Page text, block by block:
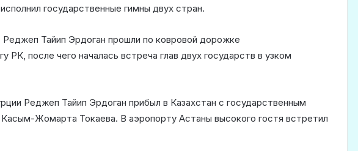
государственные гимны двух стран.
Тайип Эрдоган прошли по ковровой дорожке
РК, после чего началась встреча глав двух государств в узком
Реджеп Тайип Эрдоган прибыл в Казахстан с государственным
Жомарта Токаева. В аэропорту Астаны высокого гостя встретил